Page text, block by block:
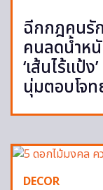
ฉีกกฎคนรั
คนลดน้ำหนั
‘เส้นไร้แป้
นุ่มตอบโจท
DECOR